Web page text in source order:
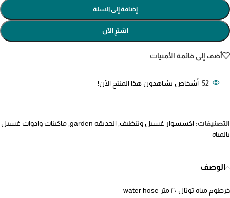
إضافة إلى السلة
اشترِ الآن
أضف إلى قائمة الأمنيات
52 أشخاص يشاهدون هذا المنتج الآن!
التصنيفات: اكسسوار غسيل وتنظيف الحديقه garden
ماكينات وادوات غسيل
بالمياه
الوصف
خرطوم مياه توتال ٢٠ متر water hose